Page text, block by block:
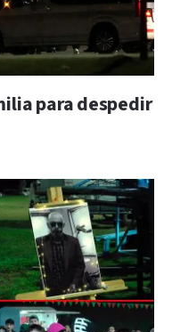
para despedir